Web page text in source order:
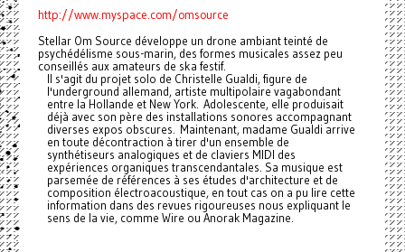
http://www.myspace.com/omsource
Stellar Om Source développe un drone ambiant teinté de
psychédélisme sous-marin, des formes musicales assez peu
conseillés aux amateurs de ska festif.
Il s'agit du projet solo de Christelle Gualdi, figure de
l'underground allemand, artiste multipolaire vagabondant
entre la Hollande et New York. Adolescente, elle produisait
déjà avec son père des installations sonores accompagnant
diverses expos obscures. Maintenant, madame Gualdi arrive
en toute décontraction à tirer d'un ensemble de
synthétiseurs analogiques et de claviers MIDI des
expériences organiques transcendantales. Sa musique est
parsemée de références à ses études d'architecture et de
composition électroacoustique, en tout cas on a pu lire cette
information dans des revues rigoureuses nous expliquant le
sens de la vie, comme Wire ou Anorak Magazine.